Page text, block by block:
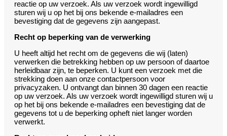
reactie op uw verzoek. Als uw verzoek wordt ingewilligd
sturen wij u op het bij ons bekende e-mailadres een
bevestiging dat de gegevens zijn aangepast.
Recht op beperking van de verwerking
U heeft altijd het recht om de gegevens die wij (laten)
verwerken die betrekking hebben op uw persoon of daartoe
herleidbaar zijn, te beperken. U kunt een verzoek met die
strekking doen aan onze contactpersoon voor
privacyzaken. U ontvangt dan binnen 30 dagen een reactie
op uw verzoek. Als uw verzoek wordt ingewilligd sturen wij u
op het bij ons bekende e-mailadres een bevestiging dat de
gegevens tot u de beperking opheft niet langer worden
verwerkt.